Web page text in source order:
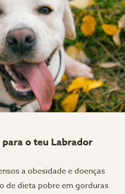
o teu Labrador
a obesidade e doenças
de dieta pobre em gorduras